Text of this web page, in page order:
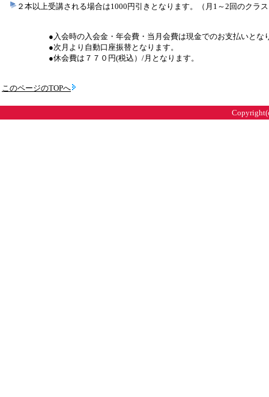
２本以上受講される場合は1000円引きとなります。（月1～2回のクラ
●入会時の入会金・年会費・当月会費は現金でのお支払いとな
●次月より自動口座振替となります。
●休会費は７７０円(税込）/月となります。
このページのTOPへ